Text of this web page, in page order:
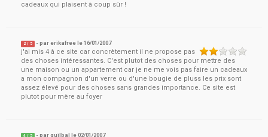
cadeaux qui plaisent à coup sûr !
2 / 5 - parerikafree le16/01/2007
j'ai mis 4 à ce site car concrètement il ne propose pas
des choses intéressantes. C'est plutot des choses pour mettre des
une maison ou un appartement car je ne me vois pas faire un cadeaux
a mon compagnon d'un verre ou d'une bougie de pluss les prix sont
assez élevé pour des choses sans grandes importance. Ce site est
plutot pour mère au foyer
4 / 5 - parguilbal le02/01/2007